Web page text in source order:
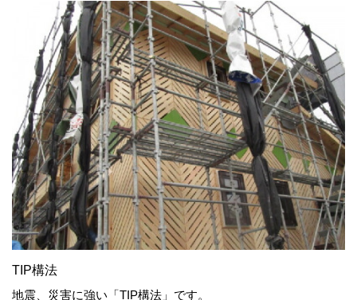
TIP構法
地震、災害に強い「TIP構法」です。